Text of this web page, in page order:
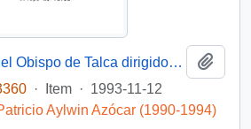
[Agradecimientos del Obispo de Talca dirigidos al Presidente Patricio Aylwin por el apoyo en la reconstrucción de la Iglesia Matriz de Curicó]
· Item · 1993-11-12
Aylwin Azócar (1990-1994)